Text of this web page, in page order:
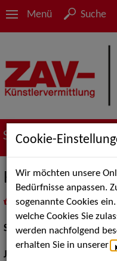
Menü Suche
Suche nach
Hermann
inMeine Merkliste
Schauspiel:Bühne, Film
Jahrgang:
Cookie-
Wir möchten unsere
Bedürfnisse anpassen.
sogenannte Cookies
welche Cookies Sie
werden nachfolgend
erhalten Sie in unserer